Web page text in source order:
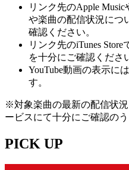
リンク先のApple
や楽曲の配信状況につ
確認ください。
リンク先のiTunes
を十分にご確認くださ
YouTube動画の表示には
す。
※対象楽曲の最新の配信状
ービスにて十分にご確認の
PICK UP